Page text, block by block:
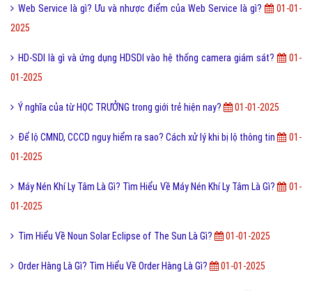
Web Service là gì? Ưu và nhược điểm của Web Service là gì?
01-01-
2025
HD-SDI là gì và ứng dụng HDSDI vào hệ thống camera giám sát?
01-
01-2025
Ý nghĩa của từ HỌC TRƯỞNG trong giới trẻ hiện nay? 01-01-2025
Để lộ CMND, CCCD nguy hiểm ra sao? Cách xử lý khi bị lộ thông tin
01-
01-2025
Máy Nén Khí Ly Tâm Là Gì? Tìm Hiểu Về Máy Nén Khí Ly Tâm Là Gì?
01-
01-2025
Tìm Hiểu Về Noun Solar Eclipse of The Sun Là Gì? 01-01-2025
Order Hàng Là Gì? Tìm Hiểu Về Order Hàng Là Gì? 01-01-2025